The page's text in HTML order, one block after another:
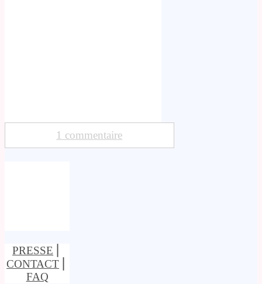
1 commentaire
PRESSE
CONTACT
FAQ